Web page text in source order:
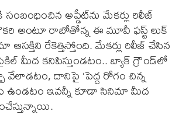
అప్డేట్‌ను మేకర్లు రిలీజ్
అంటూ రాబోతోన్న ఈ మూవీ ఫస్ట్ లుక్
ఆసక్తిని రేకెత్తిస్తోంది. మేకర్లు రిలీజ్ చేసిన
మీద కనిపిస్తుండటం.. బ్యాక్ గ్రౌండ్‌లో
వేలాడటం, దానిపై ‘పెద్ద రోగం చిన్న
ఇవన్నీ కూడా సినిమా మీద